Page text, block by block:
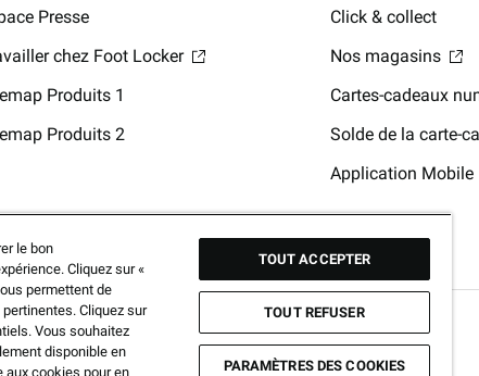
Presse
chez Foot Locker
Produits 1
Produits 2
Click & collect
Nos magasins
Cartes-cadeaux
Solde de la carte-
Application Mobile
le bon
Cliquez sur «
permettent de
Cliquez sur
Vous souhaitez
disponible en
aux cookies pour en
TOUT ACCEPTER
TOUT REFUSER
PARAMÈTRES DES COOKIES